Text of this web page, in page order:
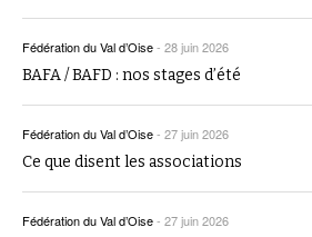
Fédération du Val d’Oise- 28 juin 2026
BAFA / BAFD : nos stages d’été
Fédération du Val d’Oise- 27 juin 2026
Ce que disent les associations
Fédération du Val d’Oise- 27 juin 2026